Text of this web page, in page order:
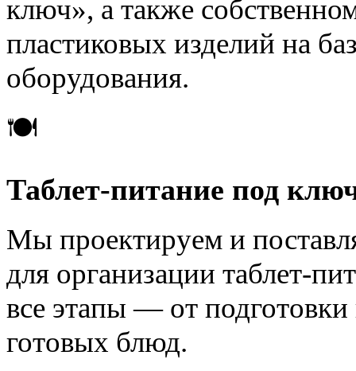
ключ», а также
пластиковых изделий на
оборудования.
🍽
Таблет-питание под
Мы проектируем и
для организации таблет-
все этапы — от
готовых блюд.